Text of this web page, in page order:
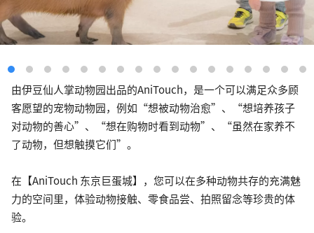
由伊豆仙人掌动物园出品的AniTouch，是一个可以满足众多顾
客愿望的宠物动物园，例如“想被动物治愈”、“想培养孩子
对动物的善心”、“想在购物时看到动物”、“虽然在家养不
了动物，但想触摸它们”。
在【AniTouch 东京巨蛋城】，您可以在多种动物共存的充满魅
力的空间里，体验动物接触、零食品尝、拍照留念等珍贵的体
验。